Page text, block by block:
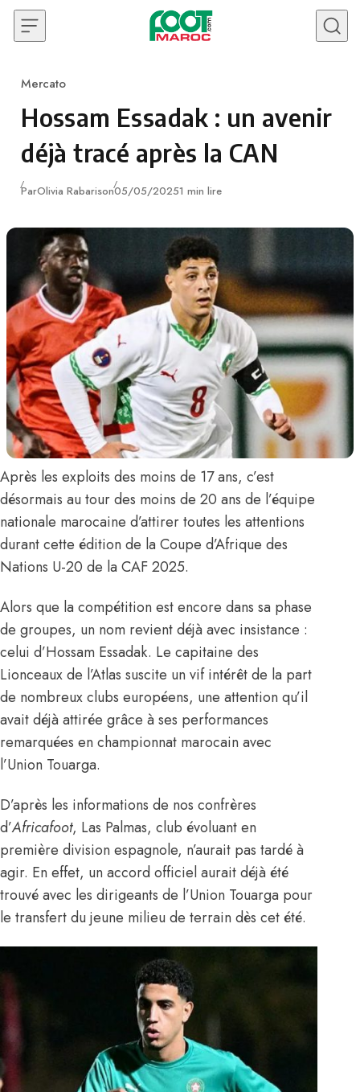
Skip to content
Category
Mercato
Hossam Essadak : un avenir
déjà tracé après la CAN
ParOlivia RabarisonPublié
05/05/20251 min lire
Après les exploits des moins de 17 ans, c’est
désormais au tour des moins de 20 ans de l’équipe
nationale marocaine d’attirer toutes les attentions
durant cette édition de la Coupe d’Afrique des
Nations U-20 de la CAF 2025.
Alors que la compétition est encore dans sa phase
de groupes, un nom revient déjà avec insistance :
celui d’Hossam Essadak. Le capitaine des
Lionceaux de l’Atlas suscite un vif intérêt de la part
de nombreux clubs européens, une attention qu’il
avait déjà attirée grâce à ses performances
remarquées en championnat marocain avec
l’Union Touarga.
D’après les informations de nos confrères
d’Africafoot, Las Palmas, club évoluant en
première division espagnole, n’aurait pas tardé à
agir. En effet, un accord officiel aurait déjà été
trouvé avec les dirigeants de l’Union Touarga pour
le transfert du jeune milieu de terrain dès cet été.